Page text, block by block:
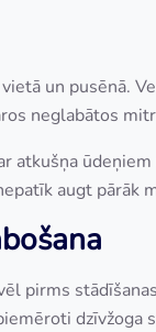
un pusēnā.
neglabātos
atkušņa
augt pārāk
pirms
dzīvžoga